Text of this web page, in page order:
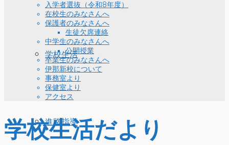
学校生活
進路指導
入学者選抜（令和8年度）
在校生のみなさんへ
保護者のみなさんへ
生徒欠席連絡
中学生のみなさんへ
公開授業
卒業生のみなさんへ
伊那新校について
事務室より
保健室より
アクセス
学校生活だより